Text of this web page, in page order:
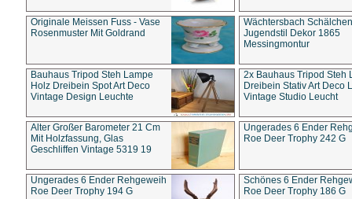
Originale Meissen Fuss - Vase
Rosenmuster Mit Goldrand
Wächtersbach Schälchen
Jugendstil Dekor 1865
Messingmontur
Bauhaus Tripod Steh Lampe
Holz Dreibein Spot Art Deco
Vintage Design Leuchte
2x Bauhaus Tripod Steh
Dreibein Stativ Art Deco
Vintage Studio Leucht
Alter Großer Barometer 21 Cm
Mit Holzfassung, Glas
Geschliffen Vintage 5319 19
Ungerades 6 Ender
Roe Deer Trophy 242 G
Ungerades 6 Ender Rehgeweih
Roe Deer Trophy 194 G
Schönes 6 Ender
Roe Deer Trophy 186 G